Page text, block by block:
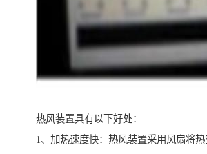
热风装置具有以下好处：
1、加热速度快：热风装置采用风扇将